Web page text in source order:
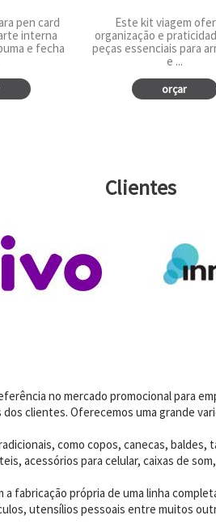
pen card
interna
e fecha
Este kit viagem
organização e
peças essenciais para
e ...
orçar
Clientes
no mercado promocional para
clientes. Oferecemos uma grande
como copos, canecas,
acessórios para celular, caixas de
fabricação própria de uma linha
utensílios pessoais entre muitos